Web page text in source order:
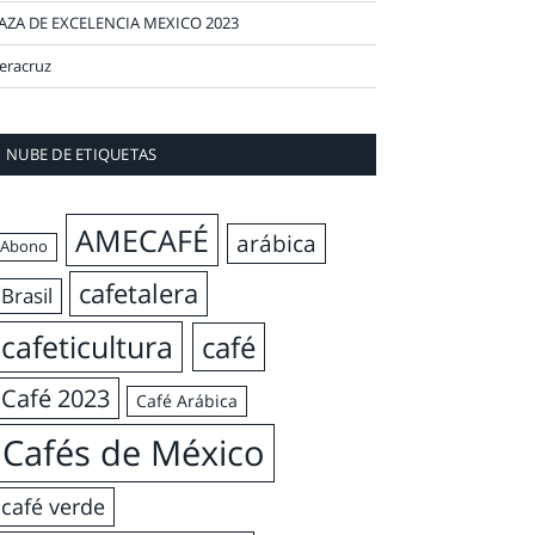
DE EXCELENCIA MEXICO 2023
NUBE DE ETIQUETAS
Abono AMECAFÉ arábica
Brasil cafetalera
cafeticultura café
Café 2023 Café Arábica
Cafés de México
café verde